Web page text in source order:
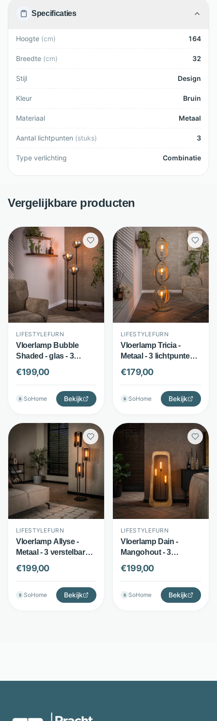
Specificaties
Hoogte (cm) 164
Breedte (cm) 32
Stijl Design
Kleur Bruin
Materiaal Metaal
Aantal lichtpunten (stuks) 3
Type verlichting Combinatie
Vergelijkbare producten
LIFESTYLEFURN
Vloerlamp Bubble
Shaded - glas - 3
rookglazen bollen -
grijs - LifestyleFurn
€199,00
S SoHome Bekijk
LIFESTYLEFURN
Vloerlamp Tricia -
Metaal - 3 lichtpunten -
Beige - LifestyleFurn
€179,00
S SoHome Bekijk
LIFESTYLEFURN
Vloerlamp Allyse -
Metaal - 3 verstelbare
lichtpunten - Zwart -
LifestyleFurn
€199,00
S SoHome Bekijk
LIFESTYLEFURN
Vloerlamp Dain -
Mangohout - 3
lichtpunten open
design - Bruin -
LifestyleFurn
€199,00
S SoHome Bekijk